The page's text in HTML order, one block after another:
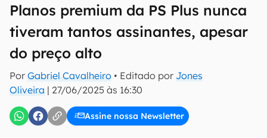
Planos premium da PS Plus nunca
tiveram tantos assinantes, apesar
do preço alto
Por Gabriel Cavalheiro • Editado por Jones
Oliveira | 27/06/2025 às 16:30
Assine nossa Newsletter
E-mail
inscreva-se
Confirmo que li, aceito e concordo com os Termos de
Uso e Política de Privacidade do Canaltech.